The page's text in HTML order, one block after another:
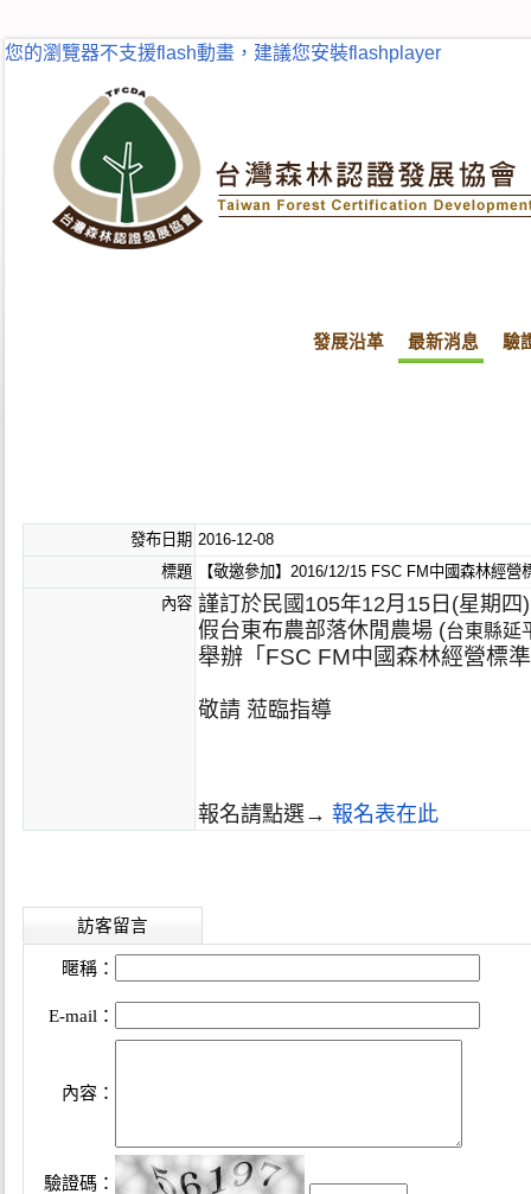
您的瀏覽器不支援flash動畫，建議您安裝flashplayer
發展沿革 最新消息 驗
發布日期 2016-12-08
標題
【敬邀參加】2016/12/15 FSC FM中國森林經
內容 謹訂於民國105年12月15日(星期四
假台東布農部落休閒農場 (台東縣延
舉辦「FSC FM中國森林經營標
敬請 蒞臨指導
報名請點選→ 報名表在此
訪客留言
暱稱：
E-mail：
內容：
驗證碼：